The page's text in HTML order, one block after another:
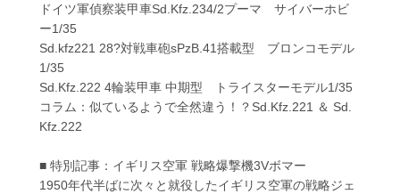
ドイツ軍偵察装甲車Sd.Kfz.234/2プーマ サイバーホビ
ー1/35
Sd.kfz221 28?対戦車砲sPzB.41搭載型 ブロンコモデル
1/35
Sd.Kfz.222 4輪装甲車 中期型 トライスターモデル1/35
コラム：似ているようで全然違う！？Sd.Kfz.221 ＆ Sd.
Kfz.222
■ 特別記事：イギリス空軍 戦略爆撃機3Vボマー
1950年代半ばに次々と就役したイギリス空軍の戦略ジェ